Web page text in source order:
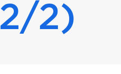
2)